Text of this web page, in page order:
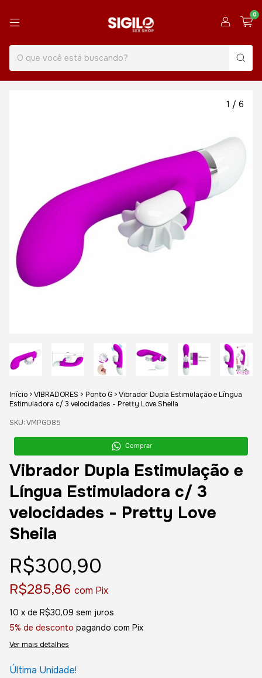
0
1 / 6
Início >VIBRADORES > Ponto G >Vibrador Dupla Estimulação e Língua
Estimuladora c/ 3 velocidades - Pretty Love Sheila
SKU:VMPG085
Comprar
Vibrador Dupla Estimulação e
Língua Estimuladora c/ 3
velocidades - Pretty Love
Sheila
R$300,90
R$285,86 com Pix
10 x de R$30,09 sem juros
5% de desconto pagando com Pix
Ver mais detalhes
Última Unidade!